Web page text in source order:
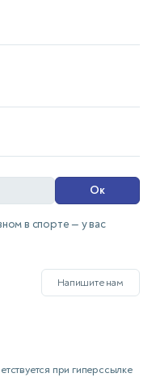
Ок
в спорте — у вас
Напишите нам
при гиперссылке